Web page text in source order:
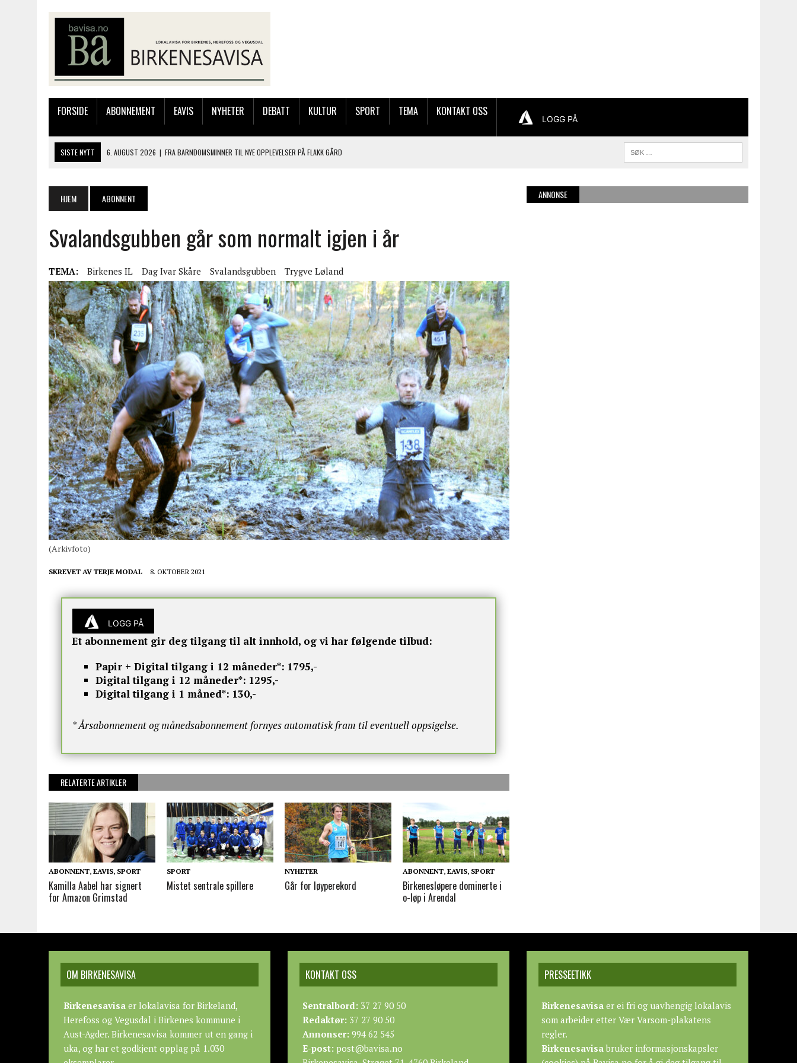
FORSIDE ABONNEMENT EAVIS NYHETER DEBATT KULTUR SPORT TEMA KONTAKT OSS
LOGG PÅ
SISTE NYTT 6. AUGUST 2026 | FRA BARNDOMSMINNER TIL NYE OPPLEVELSER PÅ FLAKK GÅRD
4. AUGUST 2026 | SILJE LØLAND STILTE UT I TOLLBODEN – NÅ STILLER HUN UT PÅ SØRLANDSUTSTILLINGEN.
7. AUGUST 2026
BARN, DYR OG TRE DAGER MED NYE OPPLEVELSER
HJEM ABONNENT
Svalandsgubben går som normalt igjen i år
TEMA: Birkenes IL Dag Ivar Skåre Svalandsgubben Trygve Løland
(Arkivfoto)
SKREVET AV TERJE MODAL 8. OKTOBER 2021
LOGG PÅ
Et abonnement gir deg tilgang til alt innhold, og vi har følgende tilbud:
Papir + Digital tilgang i 12 måneder*: 1795,-
Digital tilgang i 12 måneder*: 1295,-
Digital tilgang i 1 måned*: 130,-
* Årsabonnement og månedsabonnement fornyes automatisk fram til eventuell oppsigelse.
RELATERTE ARTIKLER
ABONNENT, EAVIS, SPORT
Kamilla Aabel har signert
for Amazon Grimstad
SPORT
Mistet sentrale spillere
NYHETER
Går for løyperekord
ABONNENT,EAVIS, SPORT
Birkenesløpere dominerte i
o-løp i Arendal
ANNONSE
OM BIRKENESAVISA
Birkenesavisa er lokalavisa for Birkeland,
Herefoss og Vegusdal i Birkenes kommune i
Aust-Agder. Birkenesavisa kommer ut en gang i
uka, og har et godkjent opplag på 1.030
KONTAKT OSS
Sentralbord: 37 27 90 50
Redaktør: 37 27 90 50
Annonser: 994 62 545
E-post: post@bavisa.no
PRESSEETIKK
Birkenesavisa er ei fri og uavhengig lokalavis
som arbeider etterVær Varsom-plakatens
regler.
Birkenesavisabruker informasjonskapsler